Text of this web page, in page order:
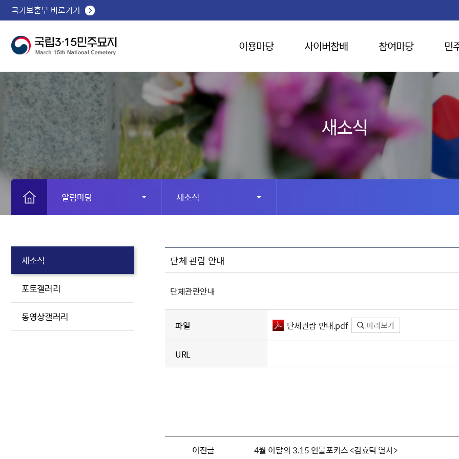
국가보훈부 바로가기
이용마당 사이버참배 참여마당 민
새소식
알림마당 새소식
새소식
포토갤러리
동영상갤러리
단체 관람 안내
단체관란안내
파일 단체관람 안내.pdf 미리보기
URL
이전글 4월 이달의 3.15 인물포커스 <김효덕 열사>